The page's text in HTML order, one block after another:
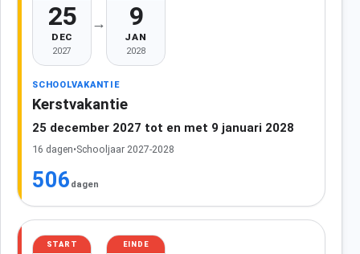
25
DEC
2027
→ 9
JAN
2028
SCHOOLVAKANTIE
Kerstvakantie
25 december 2027 tot en met 9 januari 2028
16 dagen•Schooljaar 2027-2028
506 dagen
START EINDE